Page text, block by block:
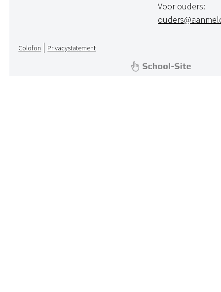
Voor ouders:
Colofon | Privacystatement